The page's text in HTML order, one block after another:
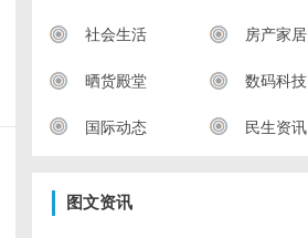
社会生活 房产家居
晒货殿堂 数码科技
国际动态 民生资讯
图文资讯